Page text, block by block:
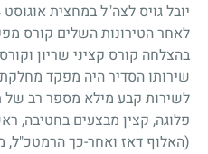
יובל גויס לצה"ל במחצית אוגוסט
לאחר הטירונות השלים קורס
בהצלחה קורס קציני שריון
שירותו הסדיר היה מפקד
לשירות קבע מילא מספר רב של
פלוגה, קצין מבצעים בחטיבה,
(האלוף דאז ואחר-כך הרמטכ"ל,